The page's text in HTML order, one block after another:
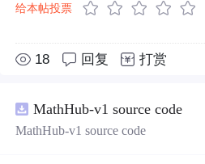
给本帖投票
18 回复 打赏
MathHub-v1 source code
MathHub-v1 source code